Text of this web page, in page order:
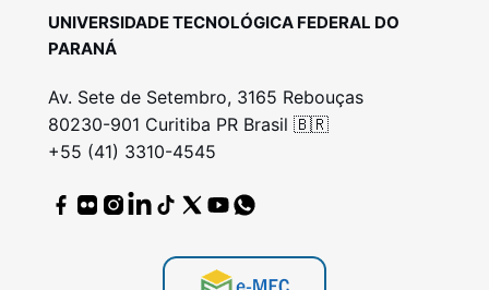
UNIVERSIDADE TECNOLÓGICA FEDERAL DO
PARANÁ
Av. Sete de Setembro, 3165 Rebouças
80230-901 Curitiba PR Brasil 🇧🇷
+55 (41) 3310-4545